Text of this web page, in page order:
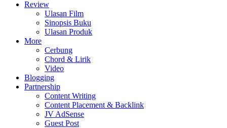
Review
Ulasan Film
Sinopsis Buku
Ulasan Produk
More
Cerbung
Chord & Lirik
Video
Blogging
Partnership
Content Writing
Content Placement & Backlink
JV AdSense
Guest Post